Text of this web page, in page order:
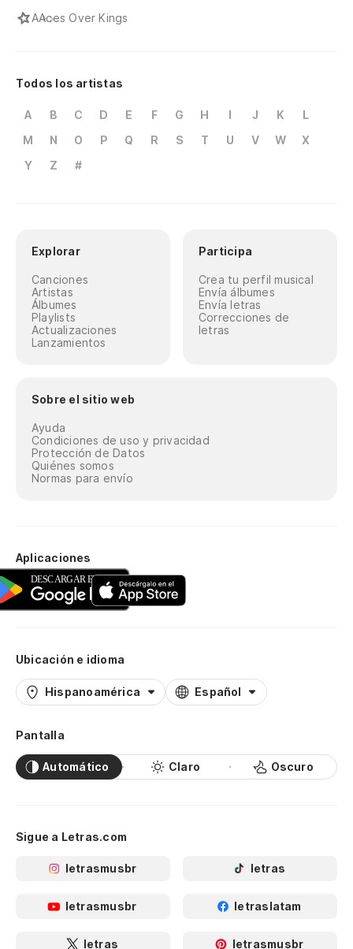
AAces Over Kings
Todos los artistas
A B C D E F G H I J K
L
M
N O P Q R S T U V W
X
Y
Z #
Explorar
Canciones
Artistas
Álbumes
Playlists
Actualizaciones
Lanzamientos
Participa
Crea tu perfil musical
Envía álbumes
Envía letras
Correcciones de
letras
Sobre el sitio web
Ayuda
Condiciones de uso y privacidad
Protección de Datos
Quiénes somos
Normas para envío
Aplicaciones
Ubicación e idioma
Hispanoamérica Español
Pantalla
Automático Claro Oscuro
Sigue a Letras.com
letrasmusbr letras
letrasmusbr letraslatam
letras letrasmusbr